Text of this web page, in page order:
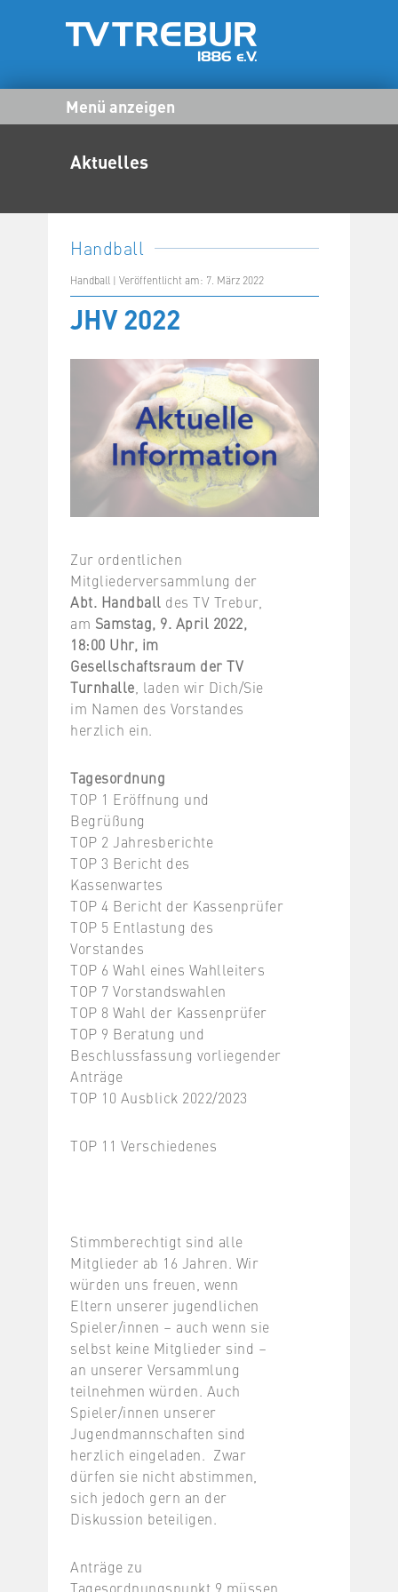
Menü anzeigen
Aktuelles
Handball
Handball | Veröffentlicht am: 7. März 2022
JHV 2022
Zur ordentlichen
Mitgliederversammlung der
Abt. Handball des TV Trebur,
am Samstag, 9. April 2022,
18:00 Uhr, im
Gesellschaftsraum der TV
Turnhalle , laden wir Dich/Sie
im Namen des Vorstandes
herzlich ein.
Tagesordnung
TOP 1 Eröffnung und
Begrüßung
TOP 2 Jahresberichte
TOP 3 Bericht des
Kassenwartes
TOP 4 Bericht der Kassenprüfer
TOP 5 Entlastung des
Vorstandes
TOP 6 Wahl eines Wahlleiters
TOP 7 Vorstandswahlen
TOP 8 Wahl der Kassenprüfer
TOP 9 Beratung und
Beschlussfassung vorliegender
Anträge
TOP 10 Ausblick 2022/2023
TOP 11 Verschiedenes
Stimmberechtigt sind alle
Mitglieder ab 16 Jahren. Wir
würden uns freuen, wenn
Eltern unserer jugendlichen
Spieler/innen – auch wenn sie
selbst keine Mitglieder sind –
an unserer Versammlung
teilnehmen würden. Auch
Spieler/innen unserer
Jugendmannschaften sind
herzlich eingeladen. Zwar
dürfen sie nicht abstimmen,
sich jedoch gern an der
Diskussion beteiligen.
Anträge zu
Tagesordnungspunkt 9 müssen